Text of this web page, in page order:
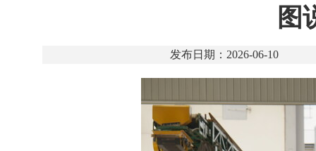
图
发布日期：2026-06-10